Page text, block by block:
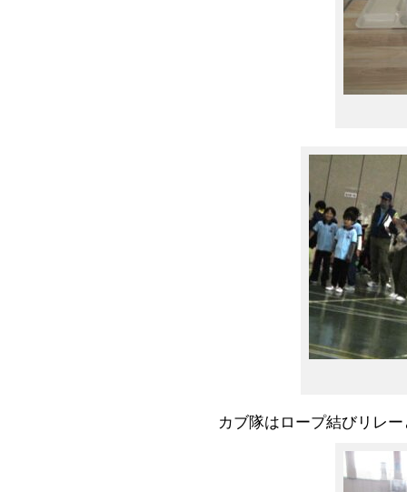
カブ隊はロープ結びリレ